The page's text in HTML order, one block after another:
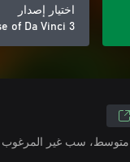
اختيار إصدار
of Da Vinci 3
سب غير المرغوب